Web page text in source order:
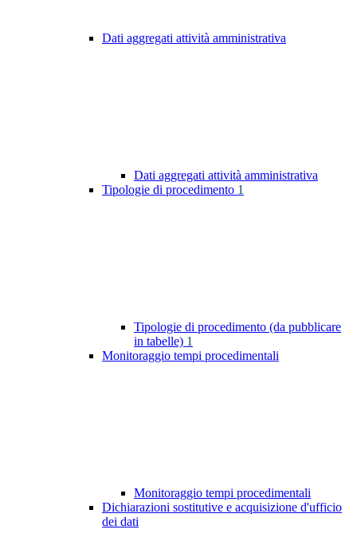
Dati aggregati attività amministrativa
Dati aggregati attività amministrativa
Tipologie di procedimento 1
Tipologie di procedimento (da pubblicare
in tabelle) 1
Monitoraggio tempi procedimentali
Monitoraggio tempi procedimentali
Dichiarazioni sostitutive e acquisizione d'ufficio
dei dati